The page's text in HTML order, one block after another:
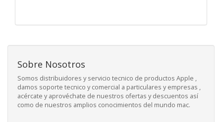
Sobre Nosotros
Somos distribuidores y servicio tecnico de productos Apple ,
damos soporte tecnico y comercial a particulares y empresas ,
acércate y aprovéchate de nuestros ofertas y descuentos así
como de nuestros amplios conocimientos del mundo mac.